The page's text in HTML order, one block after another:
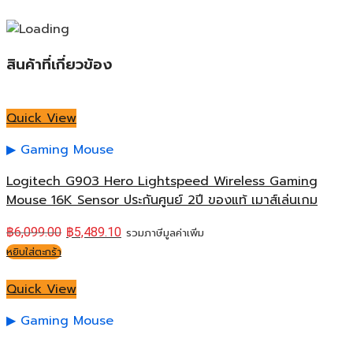
สินค้าที่เกี่ยวข้อง
Quick View
Gaming Mouse
Logitech G903 Hero Lightspeed Wireless Gaming
Mouse 16K Sensor ประกันศูนย์ 2ปี ของแท้ เมาส์เล่นเกม
฿6,099.00 ฿5,489.10 รวมภาษีมูลค่าเพิ่ม
หยิบใส่ตะกร้า
Quick View
Gaming Mouse